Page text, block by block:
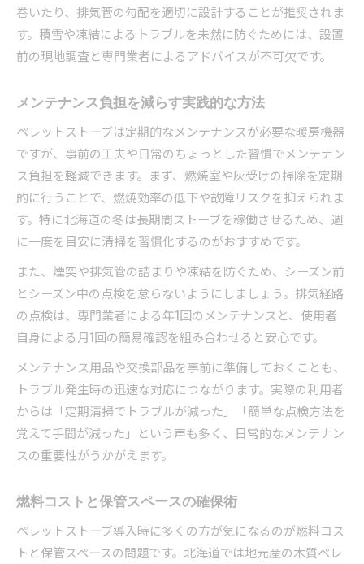
巻いたり、排気管の勾配を適切に設計することが推奨されま
す。積雪や凍結によるトラブルを未然に防ぐためには、設置
前の現地調査と専門業者によるアドバイスが不可欠です。
メンテナンス負担を減らす実践的な方法
ペレットストーブは定期的なメンテナンスが必要な暖房機器
ですが、事前の工夫や日常のちょっとした習慣でメンテナン
ス負担を軽減できます。まず、燃焼室や灰受けの掃除を定期
的に行うことで、燃焼効率の低下や故障リスクを抑えられま
す。特に北海道の冬は長期間ストーブを稼働させるため、週
に一度を目安に清掃を習慣化するのがおすすめです。
また、煙突や排気管の詰まりや凍結を防ぐため、シーズン前
とシーズン中の点検を怠らないようにしましょう。排気経路
の点検は、専門業者による年1回のメンテナンスと、使用者
自身による月1回の簡易確認を組み合わせると安心です。
メンテナンス用品や交換部品を事前に準備しておくことも、
トラブル発生時の迅速な対応につながります。実際の利用者
からは「定期清掃でトラブルが減った」「簡単な点検方法を
覚えて手間が減った」という声も多く、日常的なメンテナン
スの重要性がうかがえます。
燃料コストと保管スペースの確保術
ペレットストーブ導入時に多くの方が気になるのが燃料コス
トと保管スペースの問題です。北海道では地元産の木質ペレ